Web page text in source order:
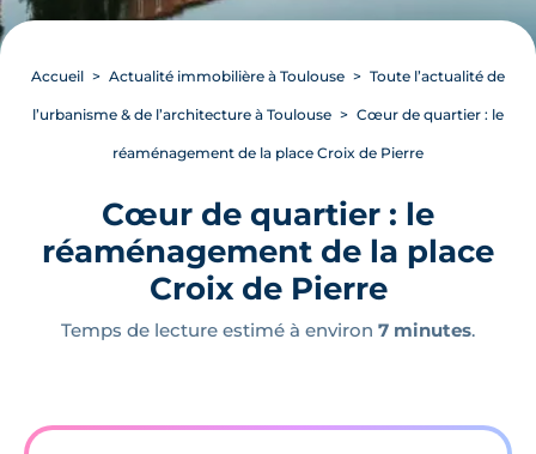
Accueil Actualité immobilière à Toulouse Toute l’actualité de
l’urbanisme & de l’architecture à Toulouse Cœur de quartier : le
réaménagement de la place Croix de Pierre
Cœur de quartier : le
réaménagement de la place
Croix de Pierre
Temps de lecture estimé à environ 7 minutes.